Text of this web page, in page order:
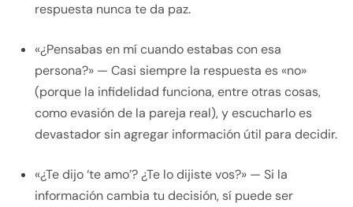
respuesta nunca te da paz.
«¿Pensabas en mí cuando estabas con esa
persona?» — Casi siempre la respuesta es «no»
(porque la infidelidad funciona, entre otras cosas,
como evasión de la pareja real), y escucharlo es
devastador sin agregar información útil para decidir.
«¿Te dijo ‘te amo’? ¿Te lo dijiste vos?» — Si la
información cambia tu decisión, sí puede ser